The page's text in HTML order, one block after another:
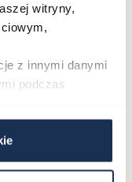
witryny,
z innymi danymi
podczas
łączy twardą
i szkłem
zegarka o
i
– ten model